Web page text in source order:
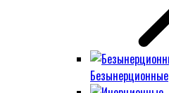
Безынерционные